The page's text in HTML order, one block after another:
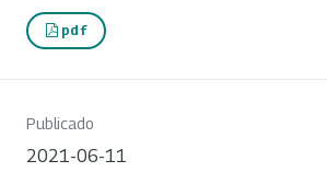
pdf
Publicado
2021-06-11